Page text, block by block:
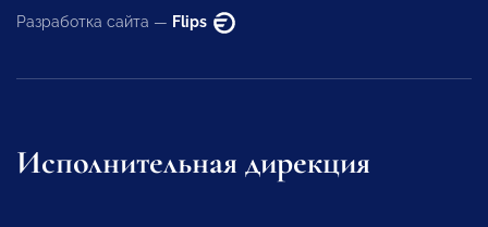
Разработка сайта — Flips
Исполнительная дирекция